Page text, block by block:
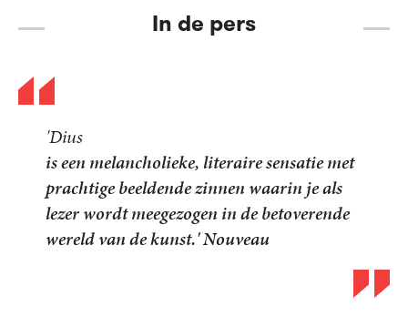
In de pers
'Dius
is een melancholieke, literaire sensatie met
prachtige beeldende zinnen waarin je als
lezer wordt meegezogen in de betoverende
wereld van de kunst.' Nouveau